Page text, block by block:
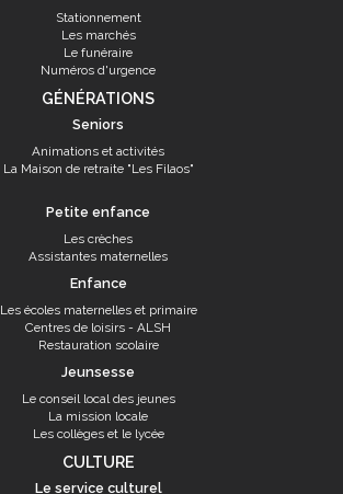
Stationnement
Les marchés
Le funéraire
Numéros d'urgence
GÉNÉRATIONS
Seniors
Animations et activités
La Maison de retraite "Les Filaos"
Petite enfance
Les crèches
Assistantes maternelles
Enfance
Les écoles maternelles et primaire
Centres de loisirs - ALSH
Restauration scolaire
Jeunsesse
Le conseil local des jeunes
La mission locale
Les collèges et le lycée
CULTURE
Le service culturel